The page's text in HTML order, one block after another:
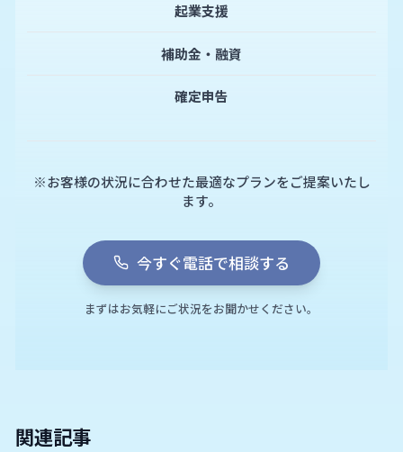
起業支援
補助金・融資
確定申告
※お客様の状況に合わせた最適なプランをご提案いたし
ます。
今すぐ電話で相談する
まずはお気軽にご状況をお聞かせください。
関連記事